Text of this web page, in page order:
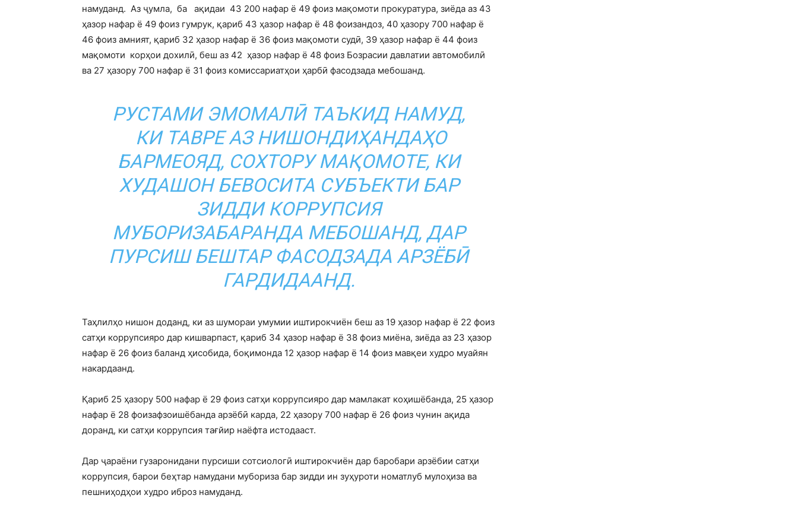
намуданд. Аз ҷумла, ба ақидаи 43 200 нафар ё 49 фоиз мақомоти прокуратура, зиёда аз 43
ҳазор нафар ё 49 фоиз гумрук, қариб 43 ҳазор нафар ё 48 фоизандоз, 40 ҳазору 700 нафар ё
46 фоиз амният, қариб 32 ҳазор нафар ё 36 фоиз мақомоти судӣ, 39 ҳазор нафар ё 44 фоиз
мақомоти корҳои дохилӣ, беш аз 42 ҳазор нафар ё 48 фоиз Бозрасии давлатии автомобилӣ
ва 27 ҳазору 700 нафар ё 31 фоиз комиссариатҳои ҳарбӣ фасодзада мебошанд.
РУСТАМИ ЭМОМАЛӢ ТАЪКИД НАМУД,
КИ ТАВРЕ АЗ НИШОНДИҲАНДАҲО
БАРМЕОЯД, СОХТОРУ МАҚОМОТЕ, КИ
ХУДАШОН БЕВОСИТА СУБЪЕКТИ БАР
ЗИДДИ КОРРУПСИЯ
МУБОРИЗАБАРАНДА МЕБОШАНД, ДАР
ПУРСИШ БЕШТАР ФАСОДЗАДА АРЗЁБӢ
ГАРДИДААНД.
Таҳлилҳо нишон доданд, ки аз шумораи умумии иштирокчиён беш аз 19 ҳазор нафар ё 22 фоиз
сатҳи коррупсияро дар кишварпаст, қариб 34 ҳазор нафар ё 38 фоиз миёна, зиёда аз 23 ҳазор
нафар ё 26 фоиз баланд ҳисобида, боқимонда 12 ҳазор нафар ё 14 фоиз мавқеи худро муайян
накардаанд.
Қариб 25 ҳазору 500 нафар ё 29 фоиз сатҳи коррупсияро дар мамлакат коҳишёбанда, 25 ҳазор
нафар ё 28 фоизафзоишёбанда арзёбӣ карда, 22 ҳазору 700 нафар ё 26 фоиз чунин ақида
доранд, ки сатҳи коррупсия тағйир наёфта истодааст.
Дар ҷараёни гузаронидани пурсиши сотсиологӣ иштирокчиён дар баробари арзёбии сатҳи
коррупсия, барои беҳтар намудани мубориза бар зидди ин зуҳуроти номатлуб мулоҳиза ва
пешниҳодҳои худро иброз намуданд.